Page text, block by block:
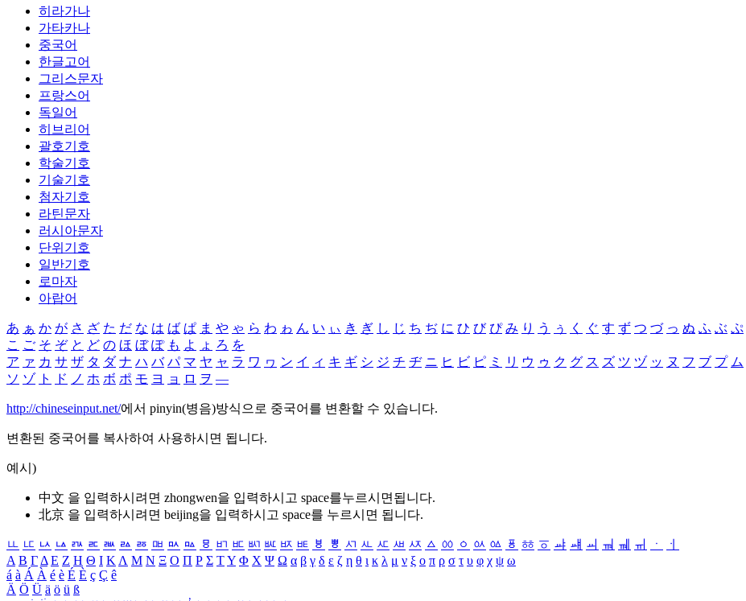
히라가나
가타카나
중국어
한글고어
그리스문자
프랑스어
독일어
히브리어
괄호기호
학술기호
기술기호
첨자기호
라틴문자
러시아문자
단위기호
일반기호
로마자
아랍어
あ ぁ か が さ ざ た だ な は ば ぱ ま や ゃ ら わ ゎ ん い ぃ き ぎ し じ ち ぢ に ひ び ぴ み り う ぅ く ぐ す ず つ づ っ ぬ ふ ぶ ぷ
こ ご そ ぞ と ど の ほ ぼ ぽ も よ ょ ろ を
ア ァ カ サ ザ タ ダ ナ ハ バ パ マ ヤ ャ ラ ワ ヮ ン イ ィ キ ギ シ ジ チ ヂ ニ ヒ ビ ピ ミ リ ウ ゥ ク グ ス ズ ツ ヅ ッ ヌ フ ブ プ ム
ソ ゾ ト ド ノ ホ ボ ポ モ ヨ ョ ロ ヲ ―
http://chineseinput.net/에서 pinyin(병음)방식으로 중국어를 변환할 수 있습니다.
변환된 중국어를 복사하여 사용하시면 됩니다.
예시)
中文 을 입력하시려면 zhongwen을 입력하시고 space를누르시면됩니다.
北京 을 입력하시려면 beijing을 입력하시고 space를 누르시면 됩니다.
ㅥ ㅦ ㅧ ㅨ ㅩ ㅪ ㅫ ㅬ ㅭ ㅮ ㅯ ㅰ ㅱ ㅲ ㅳ ㅴ ㅵ ㅶ ㅷ ㅸ ㅹ ㅺ ㅻ ㅼ ㅽ ㅾ ㅿ ㆀ ㆁ ㆂ ㆃ ㆄ ㆅ ㆆ ㆇ ㆈ ㆉ ㆊ ㆋ ㆌ ㆍ
ㆎ
Α Β ΓΔ Ε Ζ Η Θ Ι ΚΛ Μ Ν Ξ Ο Π Ρ Σ ΤΥ Φ Χ Ψ Ω α β γ δ ε ζ η θ ι κ λ μ ν ξ ο π ρ σ τ υ φ χ ψ ω
á à Á À é è É È ç Ç ê
Ä Ö Ü ä ö ü ß